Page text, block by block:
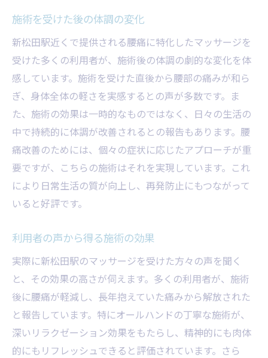
施術を受けた後の体調の変化
新松田駅近くで提供される腰痛に特化したマッサージを
受けた多くの利用者が、施術後の体調の劇的な変化を体
感しています。施術を受けた直後から腰部の痛みが和ら
ぎ、身体全体の軽さを実感するとの声が多数です。ま
た、施術の効果は一時的なものではなく、日々の生活の
中で持続的に体調が改善されるとの報告もあります。腰
痛改善のためには、個々の症状に応じたアプローチが重
要ですが、こちらの施術はそれを実現しています。これ
により日常生活の質が向上し、再発防止にもつながって
いると好評です。
利用者の声から得る施術の効果
実際に新松田駅のマッサージを受けた方々の声を聞く
と、その効果の高さが伺えます。多くの利用者が、施術
後に腰痛が軽減し、長年抱えていた痛みから解放された
と報告しています。特にオールハンドの丁寧な施術が、
深いリラクゼーション効果をもたらし、精神的にも肉体
的にもリフレッシュできると評価されています。さら